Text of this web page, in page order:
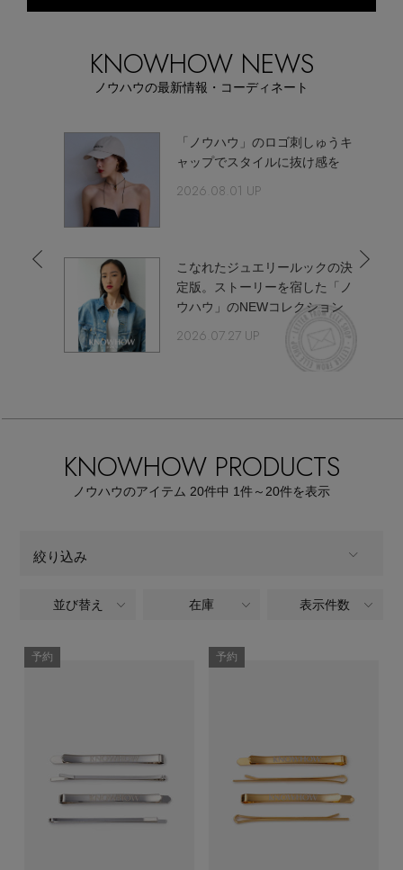
【Tシャツ】デイリーに活躍
【日傘】完全遮光・軽量傘
【サンダル】ビーサンの季節！
【CFCL】注目のPOP-UP
【レース】上品な透け感
【限定】ここでしか買えないアイテム
CATEGORY
ウェア
すべてのウェア
ブラウス・シャツ
パンツ
スカート
ジャケット
ニット
ルームウェア・パジャマ
すべてのシューズ
スニーカー
フラットシューズ
レインシューズ
ブーツ
バッグ・財布
ショルダーバッグ
ハンドバッグ
財布・小物
クラッチバッグ
ボストンバッグ
すべてのファッション小物
ストール・マフラー・ケープ
スマートフォンケース・タブレットケース
ベルト
グローブ
アクセサリー
すべてのアクセサリー
アンクレット
ランジェリー
水着・スイムウェア
CONTENTS
NEW IN BRAND
ご利用ガイド
カスタマーサポート
エル・ショップについて
お知らせ
よくあるご質問
ィブチームによって生み出されるアイテムは、顔まわり
をクールに盛り上げる新しさが魅力。
KNOWHOW NEWS
ノウハウの最新情報・コーディネート
「ノウハウ」のロゴ刺しゅうキ
ャップでスタイルに抜け感を
2026.08.01 UP
こなれたジュエリールックの決
定版。ストーリーを宿した「ノ
ウハウ」のNEWコレクション
2026.07.27 UP
KNOWHOW PRODUCTS
ノウハウのアイテム 20件中 1件～20件を表示
絞り込み
商品タイプ ALL
CATEGORY
販売状況 すべて
全ての価格
並び替え 在庫 表示件数
予約 予約